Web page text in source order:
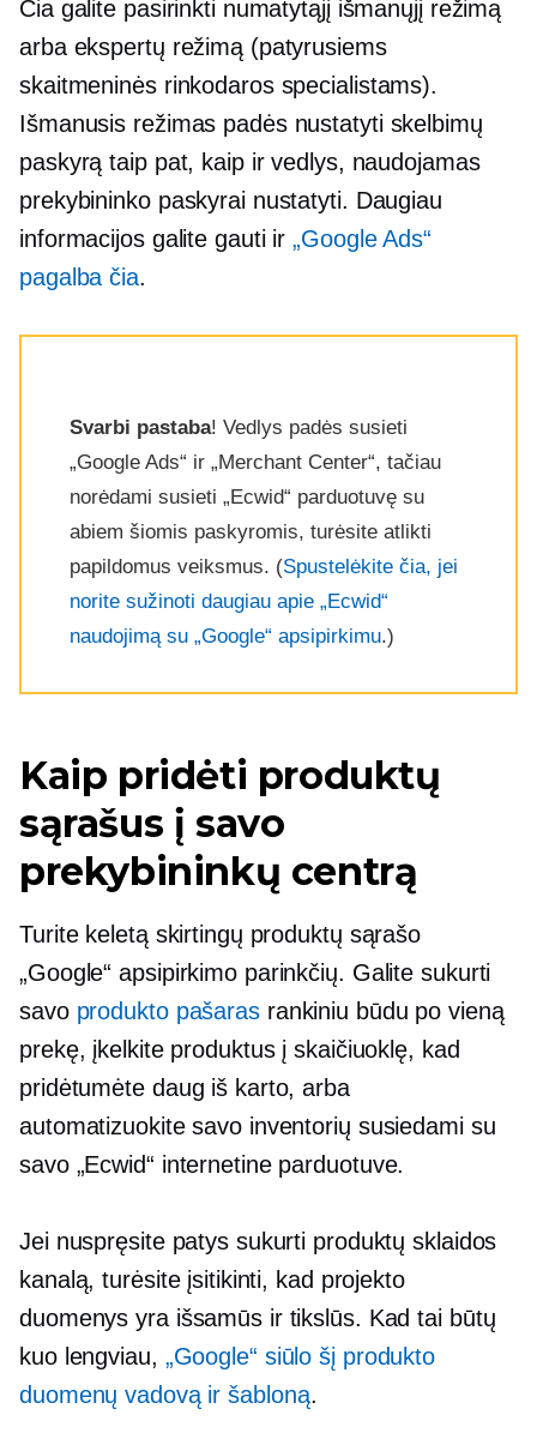
Čia galite pasirinkti numatytąjį išmanųjį režimą
arba ekspertų režimą (patyrusiems
skaitmeninės rinkodaros specialistams).
Išmanusis režimas padės nustatyti skelbimų
paskyrą taip pat, kaip ir vedlys, naudojamas
prekybininko paskyrai nustatyti. Daugiau
informacijos galite gauti ir„Google Ads“
pagalba čia.
Svarbi pastaba! Vedlys padės susieti
„Google Ads“ ir „Merchant Center“, tačiau
norėdami susieti „Ecwid“ parduotuvę su
abiem šiomis paskyromis, turėsite atlikti
papildomus veiksmus. (Spustelėkite čia, jei
norite sužinoti daugiau apie „Ecwid“
naudojimą su „Google“ apsipirkimu.)
Kaip pridėti produktų
sąrašus į savo
prekybininkų centrą
Turite keletą skirtingų produktų sąrašo
„Google“ apsipirkimo parinkčių. Galite sukurti
savo produkto pašarasrankiniu būdu po vieną
prekę, įkelkite produktus į skaičiuoklę, kad
pridėtumėte daug iš karto, arba
automatizuokite savo inventorių susiedami su
savo „Ecwid“ internetine parduotuve.
Jei nuspręsite patys sukurti produktų sklaidos
kanalą, turėsite įsitikinti, kad projekto
duomenys yra išsamūs ir tikslūs. Kad tai būtų
kuo lengviau, „Google“ siūlo šį produkto
duomenų vadovą ir šabloną.